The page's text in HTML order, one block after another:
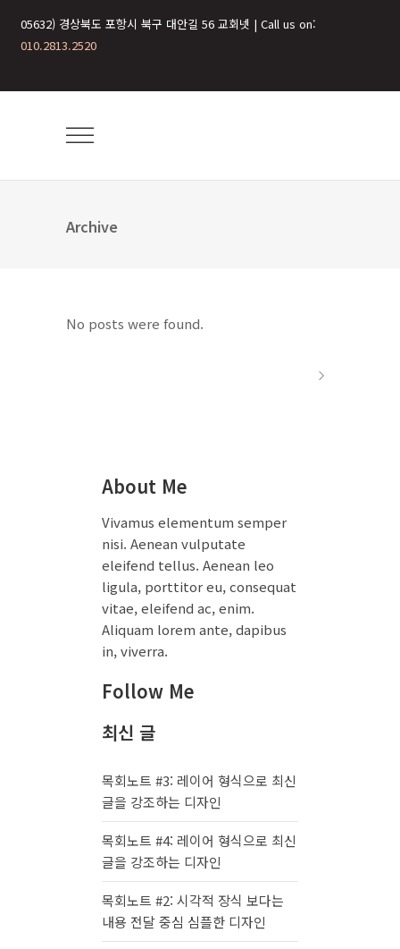
05632) 경상북도 포항시 북구 대안길 56 교회넷 | Call us on:
010.2813.2520
Archive
No posts were found.
About Me
Vivamus elementum semper
nisi. Aenean vulputate
eleifend tellus. Aenean leo
ligula, porttitor eu, consequat
vitae, eleifend ac, enim.
Aliquam lorem ante, dapibus
in, viverra.
Follow Me
최신 글
목회노트 #3: 레이어 형식으로 최신
글을 강조하는 디자인
목회노트 #4: 레이어 형식으로 최신
글을 강조하는 디자인
목회노트 #2: 시각적 장식 보다는
내용 전달 중심 심플한 디자인